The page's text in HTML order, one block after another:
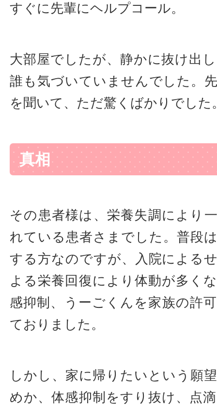
すぐに先輩にヘルプコール。
大部屋でしたが、静かに抜け出
誰も気づいていませんでした。
を聞いて、ただ驚くばかりでした
真相
その患者様は、栄養失調により
れている患者さまでした。普段
する方なのですが、入院による
よる栄養回復により体動が多く
感抑制、うーごくんを家族の許
ておりました。
しかし、家に帰りたいという願
めか、体感抑制をすり抜け、点